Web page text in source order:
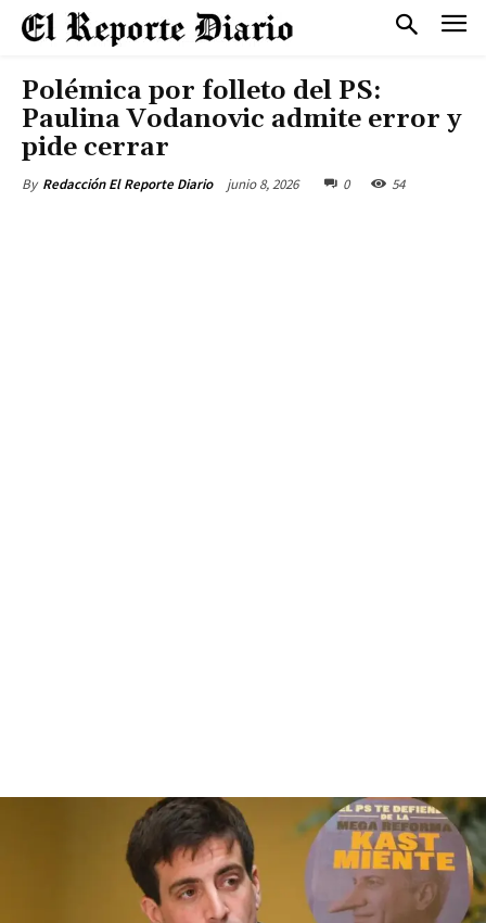
Polémica por folleto del PS:
Paulina Vodanovic admite error y
pide cerrar
By Redacción El Reporte Diario junio 8, 2026 0 54